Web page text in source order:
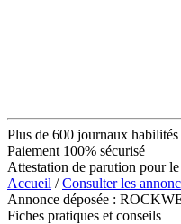
Plus de 600 journaux habilités
Paiement 100% sécurisé
Attestation de parution pour
Accueil /Consulter les
Annonce déposée :
Fiches pratiques et conseils